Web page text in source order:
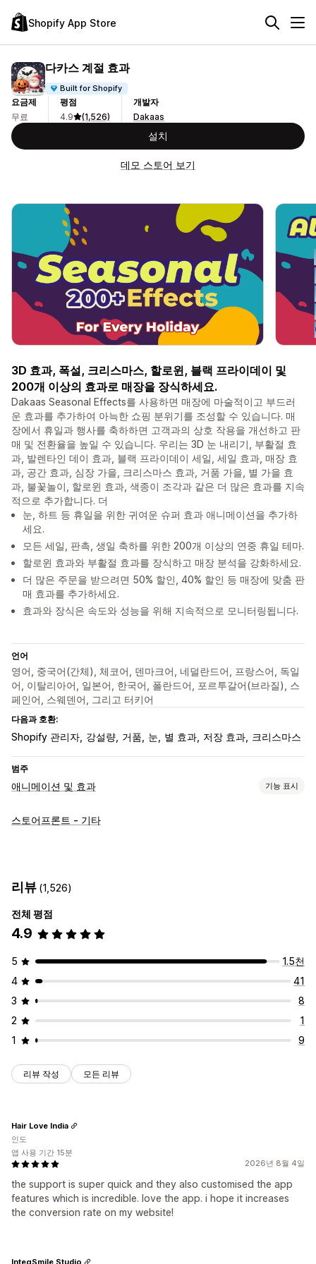
Shopify App Store
다카스 계절 효과
Built for Shopify
요금제
무료
평점
4.9
(1,526)
개발자
Dakaas
설치
데모 스토어 보기
3D 효과, 폭설, 크리스마스, 할로윈, 블랙 프라이데이 및
200개 이상의 효과로 매장을 장식하세요.
Dakaas Seasonal Effects를 사용하면 매장에 마술적이고 부드러
운 효과를 추가하여 아늑한 쇼핑 분위기를 조성할 수 있습니다. 매
장에서 휴일과 행사를 축하하면 고객과의 상호 작용을 개선하고 판
매 및 전환율을 높일 수 있습니다. 우리는 3D 눈 내리기, 부활절 효
과, 발렌타인 데이 효과, 블랙 프라이데이 세일, 세일 효과, 매장 효
과, 공간 효과, 심장 가을, 크리스마스 효과, 거품 가을, 별 가을 효
과, 불꽃놀이, 할로윈 효과, 색종이 조각과 같은 더 많은 효과를 지속
적으로 추가합니다. 더
눈, 하트 등 휴일을 위한 귀여운 슈퍼 효과 애니메이션을 추가하
세요.
모든 세일, 판촉, 생일 축하를 위한 200개 이상의 연중 휴일 테마.
할로윈 효과와 부활절 효과를 장식하고 매장 분석을 강화하세요.
더 많은 주문을 받으려면 50% 할인, 40% 할인 등 매장에 맞춤 판
매 효과를 추가하세요.
효과와 장식은 속도와 성능을 위해 지속적으로 모니터링됩니다.
언어
영어, 중국어(간체), 체코어, 덴마크어, 네덜란드어, 프랑스어, 독일
어, 이탈리아어, 일본어, 한국어, 폴란드어, 포르투갈어(브라질), 스
페인어, 스웨덴어, 그리고 터키어
다음과 호환:
Shopify 관리자 강설량 거품 눈 별 효과 저장 효과 크리스마스
범주
애니메이션 및 효과 기능 표시
맞춤 설정
모바일 반응형
계절 이벤트
가을 블랙 프라이데이 사이버 먼데이(BFCM)
새해
사용자 지정 이벤트
스토어프론트 - 기타
리뷰 (1,526)
전체 평점
4.9
5
1.5천
4
41
3
8
2
1
1
9
리뷰 작성 모든 리뷰
2026년 8월 4일
the support is super quick and they also customised the app
features which is incredible. love the app. i hope it increases
the conversion rate on my website!
Hair Love India
인도
앱 사용 기간 15분
IntegSmile Studio